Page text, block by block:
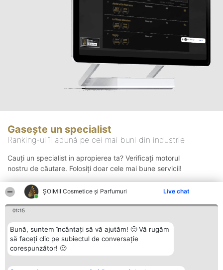
ȘOIMII Cosmetice și Parfumuri Live chat
01:15
Bună, suntem încântați să vă ajutăm! 🙂 Vă rugăm
să faceți clic pe subiectul de conversație
corespunzător! 🙂
Gasește un specialist
Ranking-ul îi adună pe cei mai buni din industrie
Cauți un specialist in apropierea ta? Verificați motorul
nostru de căutare. Folosiți doar cele mai bune servicii!